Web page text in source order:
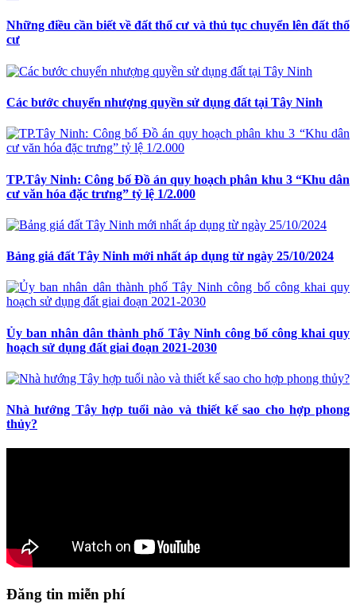
Những điều cần biết về đất thổ cư và thủ tục chuyển lên đất thổ
cư
Các bước chuyển nhượng quyền sử dụng đất tại Tây Ninh
TP.Tây Ninh: Công bố Đồ án quy hoạch phân khu 3 “Khu dân
cư văn hóa đặc trưng” tỷ lệ 1/2.000
Bảng giá đất Tây Ninh mới nhất áp dụng từ ngày 25/10/2024
Ủy ban nhân dân thành phố Tây Ninh công bố công khai quy
hoạch sử dụng đất giai đoạn 2021-2030
Nhà hướng Tây hợp tuổi nào và thiết kế sao cho hợp phong
thủy?
Đăng tin miễn phí